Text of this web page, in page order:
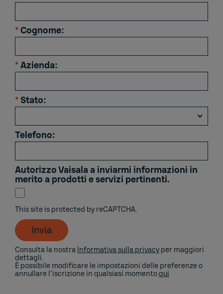
* Cognome:
* Azienda:
* Stato:
Telefono:
Autorizzo Vaisala a inviarmi informazioni in
merito a prodotti e servizi pertinenti.
This site is protected by reCAPTCHA.
Invia
Consulta la nostra Informativa sulla privacy per maggiori
dettagli.
È possibile modificare le impostazioni delle preferenze o
annullare l'iscrizione in qualsiasi momentoqui